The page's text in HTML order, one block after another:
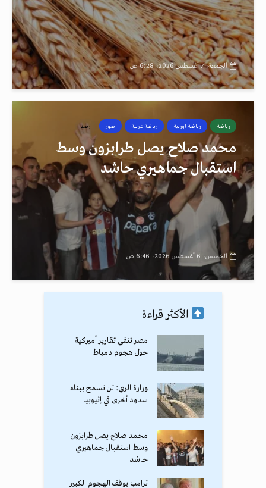
الجمعة، 7 أغسطس 2026، 6:28 ص
رياضة رياضة اوربية رياضة عربية صور رصد
محمد صلاح يصل طرابزون وسط
استقبال جماهيري حاشد
الخميس، 6 أغسطس 2026، 6:46 ص
الأكثر قراءة
مصر تنفي تقارير أميركية
حول هجوم دمياط
وزارة الري: لن نسمح ببناء
سدود أخرى في إثيوبيا
محمد صلاح يصل طرابزون
وسط استقبال جماهيري
حاشد
ترامب يوقف الهجوم الكبير